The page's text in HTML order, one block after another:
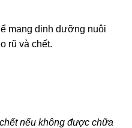
mang dinh dưỡng nuôi
rũ và chết.
nếu không được chữa